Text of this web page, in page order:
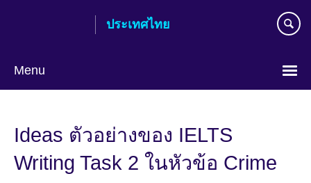
ประเทศไทย
Menu
Ideas ตัวอย่างของ IELTS
Writing Task 2 ในหัวข้อ Crime